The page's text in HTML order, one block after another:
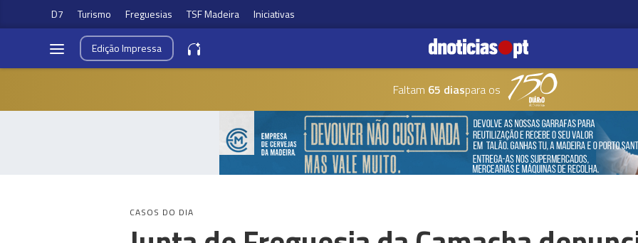
D7 Turismo Freguesias TSF Madeira Iniciativas
EdiçãoImpressa
Faltam 65 diaspara os
CASOS DO DIA